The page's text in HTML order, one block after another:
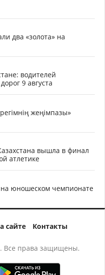
два «золота» на
водителей
9 августа
жеңімпазы»
вышла в финал
атлетике
на юношеском чемпионате
сайте Контакты
Все права защищены.